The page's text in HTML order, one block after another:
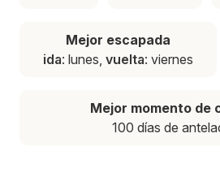
Mejor escapada
ida: lunes, vuelta: viernes
Mejor momento de
100 días de